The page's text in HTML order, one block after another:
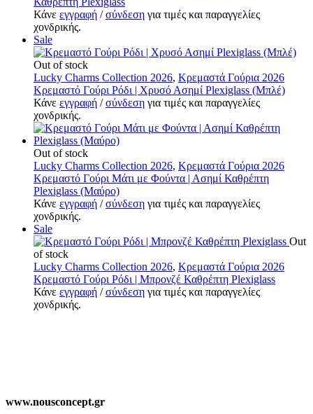
Κάνε εγγραφή /σύνδεση για τιμές και παραγγελίες
χονδρικής.
Sale
Out of stock
Lucky Charms Collection 2026, Κρεμαστά Γούρια 2026
Κρεμαστό Γούρι Ρόδι | Χρυσό Ασημί Plexiglass (Μπλέ)
Κάνε εγγραφή /σύνδεση για τιμές και παραγγελίες
χονδρικής.
Out of stock
Lucky Charms Collection 2026, Κρεμαστά Γούρια 2026
Κρεμαστό Γούρι Μάτι με Φούντα | Ασημί Καθρέπτη
Plexiglass (Μαύρο)
Κάνε εγγραφή /σύνδεση για τιμές και παραγγελίες
χονδρικής.
Sale
Out
of stock
Lucky Charms Collection 2026, Κρεμαστά Γούρια 2026
Κρεμαστό Γούρι Ρόδι | Μπρονζέ Καθρέπτη Plexiglass
Κάνε εγγραφή /σύνδεση για τιμές και παραγγελίες
χονδρικής.
www.nousconcept.gr